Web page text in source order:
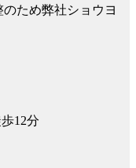
ため弊社ショウヨ
12分